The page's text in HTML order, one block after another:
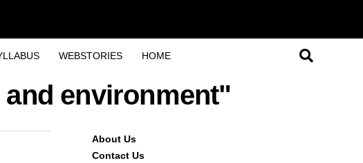
WEBSTORIES HOME
environment"
About Us
Contact Us